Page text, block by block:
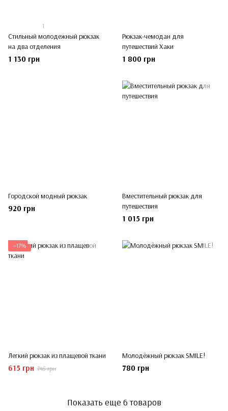
1
Стильный молодежный рюкзак
на два отделения
1 130 грн
Рюкзак-чемодан для
путешествий Хаки
1 800 грн
Городской модный рюкзак
920 грн
Вместительный рюкзак для
путешествия
1 015 грн
−17%
Легкий рюкзак из плащевой ткани
615 грн 745 грн
Молодёжный рюкзак SMILE!
780 грн
Показать еще 6 товаров